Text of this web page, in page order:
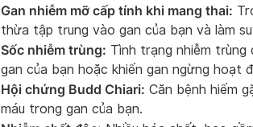
Gan nhiễm mỡ cấp tính khi mang thai:
thừa tập trung vào gan của bạn và làm
Sốc nhiễm trùng: Tình trạng nhiễm
gan của bạn hoặc khiến gan ngừng hoạt
Hội chứng Budd Chiari: Căn bệnh hiếm
máu trong gan của bạn.